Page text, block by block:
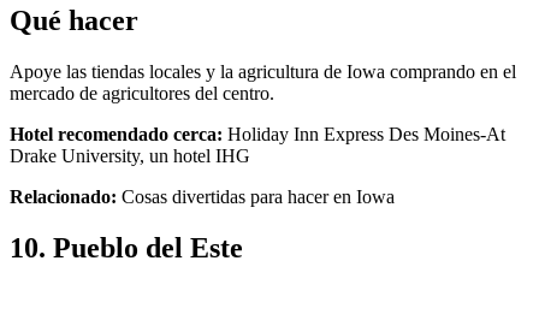
Qué hacer
Apoye las tiendas locales y la agricultura de Iowa comprando en el
mercado de agricultores del centro.
Hotel recomendado cerca: Holiday Inn Express Des Moines-At
Drake University, un hotel IHG
Relacionado: Cosas divertidas para hacer en Iowa
10. Pueblo del Este